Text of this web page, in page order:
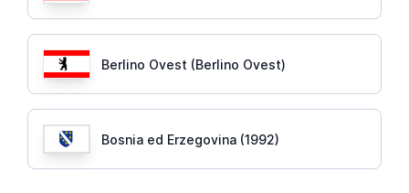
Berlino Ovest (Berlino Ovest)
Bosnia ed Erzegovina (1992)